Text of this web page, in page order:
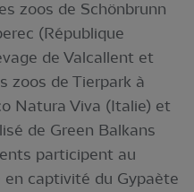
zoos de Schönbrunn
(République
de Valcallent et
zoos de Tierpark à
Natura Viva (Italie) et
de Green Balkans
participent au
en captivité du Gypaète